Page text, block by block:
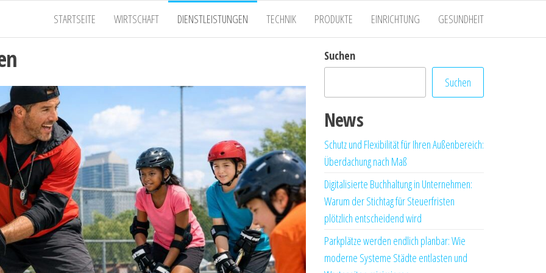
STARTSEITE WIRTSCHAFT DIENSTLEISTUNGEN TECHNIK PRODUKTE EINRICHTUNG GESUNDHEIT
Suchen
Suchen
News
Schutz und Flexibilität für Ihren Außenbereich:
Überdachung nach Maß
Digitalisierte Buchhaltung in Unternehmen:
Warum der Stichtag für Steuerfristen
plötzlich entscheidend wird
Parkplätze werden endlich planbar: Wie
moderne Systeme Städte entlasten und